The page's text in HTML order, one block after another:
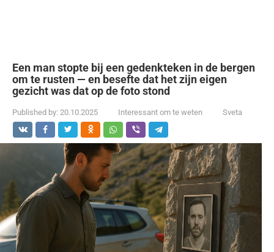
Een man stopte bij een gedenkteken in de bergen
om te rusten — en besefte dat het zijn eigen
gezicht was dat op de foto stond
Published by: 20.10.2025 Interessant om te weten Sveta